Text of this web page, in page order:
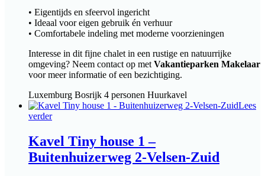
• Eigentijds en sfeervol ingericht
• Ideaal voor eigen gebruik én verhuur
• Comfortabele indeling met moderne voorzieningen
Interesse in dit fijne chalet in een rustige en natuurrijke
omgeving? Neem contact op met Vakantieparken Makelaar
voor meer informatie of een bezichtiging.
Luxemburg Bosrijk 4 personen Huurkavel
Lees
verder
Kavel Tiny house 1 –
Buitenhuizerweg 2-Velsen-Zuid